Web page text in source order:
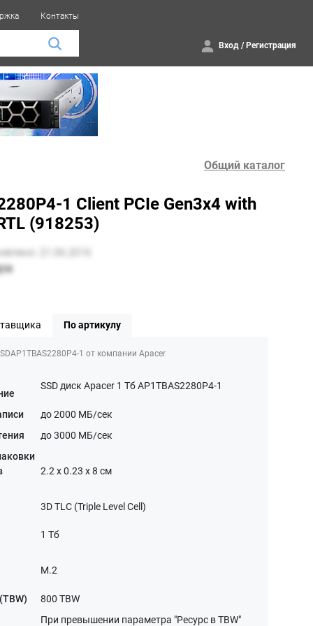
Контакты
Вход / Регистрация
Общий каталог
1 Client PCIe Gen3x4 with
(918253)
По артикулу
1 от компании Apacer
SSD диск Apacer 1 Тб AP1TBAS2280P4-1
до 2000 МБ/сек
до 3000 МБ/сек
2.2 x 0.23 x 8 см
3D TLC (Triple Level Cell)
1 Тб
M.2
800 TBW
При превышении параметра "Ресурс в TBW"